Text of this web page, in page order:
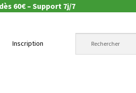
60€ – Support 7j/7
Inscription